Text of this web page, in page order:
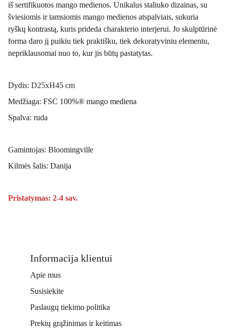
iš sertifikuotos mango medienos. Unikalus staliuko dizainas, su
šviesiomis ir tamsiomis mango medienos atspalviais, sukuria
ryškų kontrastą, kuris prideda charakterio interjerui. Jo skulptūrinė
forma daro jį puikiu tiek praktišku, tiek dekoratyviniu elementu,
nepriklausomai nuo to, kur jis būtų pastatytas.
Dydis: D25xH45 cm
Medžiaga: FSC 100%® mango mediena
Spalva: ruda
Gamintojas: Bloomingville
Kilmės šalis: Danija
Pristatymas: 2-4 sav.
Apie mus
Prekių grąžinimas ir keitimas
Paslaugų tiekimo politika
Informacija klientui
Susisiekite